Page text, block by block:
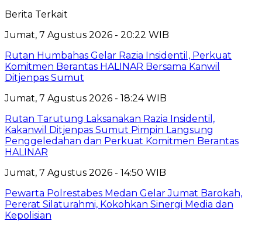
Berita Terkait
Jumat, 7 Agustus 2026 - 20:22 WIB
Rutan Humbahas Gelar Razia Insidentil, Perkuat
Komitmen Berantas HALINAR Bersama Kanwil
Ditjenpas Sumut
Jumat, 7 Agustus 2026 - 18:24 WIB
Rutan Tarutung Laksanakan Razia Insidentil,
Kakanwil Ditjenpas Sumut Pimpin Langsung
Penggeledahan dan Perkuat Komitmen Berantas
HALINAR
Jumat, 7 Agustus 2026 - 14:50 WIB
Pewarta Polrestabes Medan Gelar Jumat Barokah,
Pererat Silaturahmi, Kokohkan Sinergi Media dan
Kepolisian